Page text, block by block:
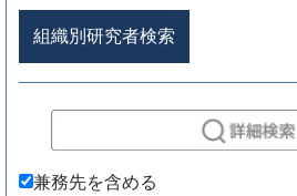
組織別研究者検索
兼務先を含める